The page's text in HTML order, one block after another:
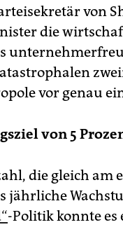
von
die
vor genau
von 5
die gleich am
jährliche
-Politik konnte